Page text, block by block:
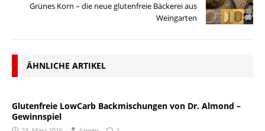
Grünes Korn – die neue glutenfreie Bäckerei aus
Weingarten
ÄHNLICHE ARTIKEL
Glutenfreie LowCarb Backmischungen von Dr. Almond –
Gewinnspiel